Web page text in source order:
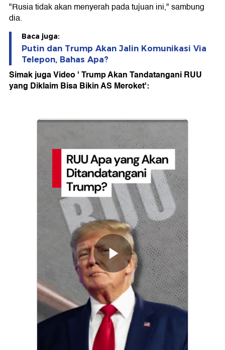
"Rusia tidak akan menyerah pada tujuan ini," sambung
dia.
Baca juga:
Putin dan Trump Akan Jalin Komunikasi Via
Telepon, Bahas Apa?
Simak juga Video ' Trump Akan Tandatangani RUU
yang Diklaim Bisa Bikin AS Meroket':